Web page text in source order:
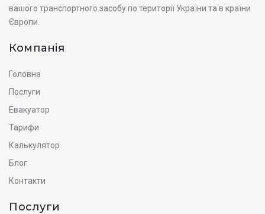
вашого транспортного засобу по території України та в країни
Європи.
Компанія
Головна
Послуги
Евакуатор
Тарифи
Калькулятор
Блог
Контакти
Послуги